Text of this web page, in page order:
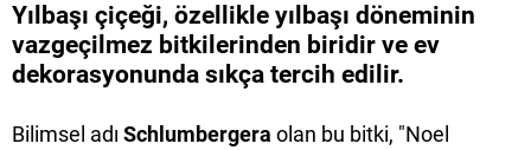
Yılbaşı çiçeği, özellikle yılbaşı döneminin
vazgeçilmez bitkilerinden biridir ve ev
dekorasyonunda sıkça tercih edilir.
Bilimsel adı Schlumbergera olan bu bitki, "Noel